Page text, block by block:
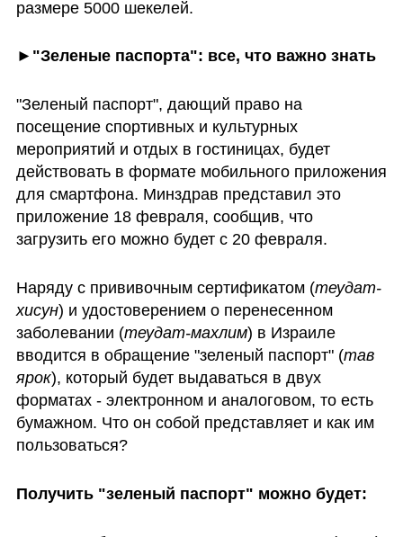
размере 5000 шекелей.
►"Зеленые паспорта": все, что важно знать
"Зеленый паспорт", дающий право на
посещение спортивных и культурных
мероприятий и отдых в гостиницах, будет
действовать в формате мобильного приложения
для смартфона. Минздрав представил это
приложение 18 февраля, сообщив, что
загрузить его можно будет с 20 февраля.
Наряду с прививочным сертификатом (теудат-
хисун) и удостоверением о перенесенном
заболевании (теудат-махлим) в Израиле
вводится в обращение "зеленый паспорт" (тав
ярок), который будет выдаваться в двух
форматах - электронном и аналоговом, то есть
бумажном. Что он собой представляет и как им
пользоваться?
Получить "зеленый паспорт" можно будет: